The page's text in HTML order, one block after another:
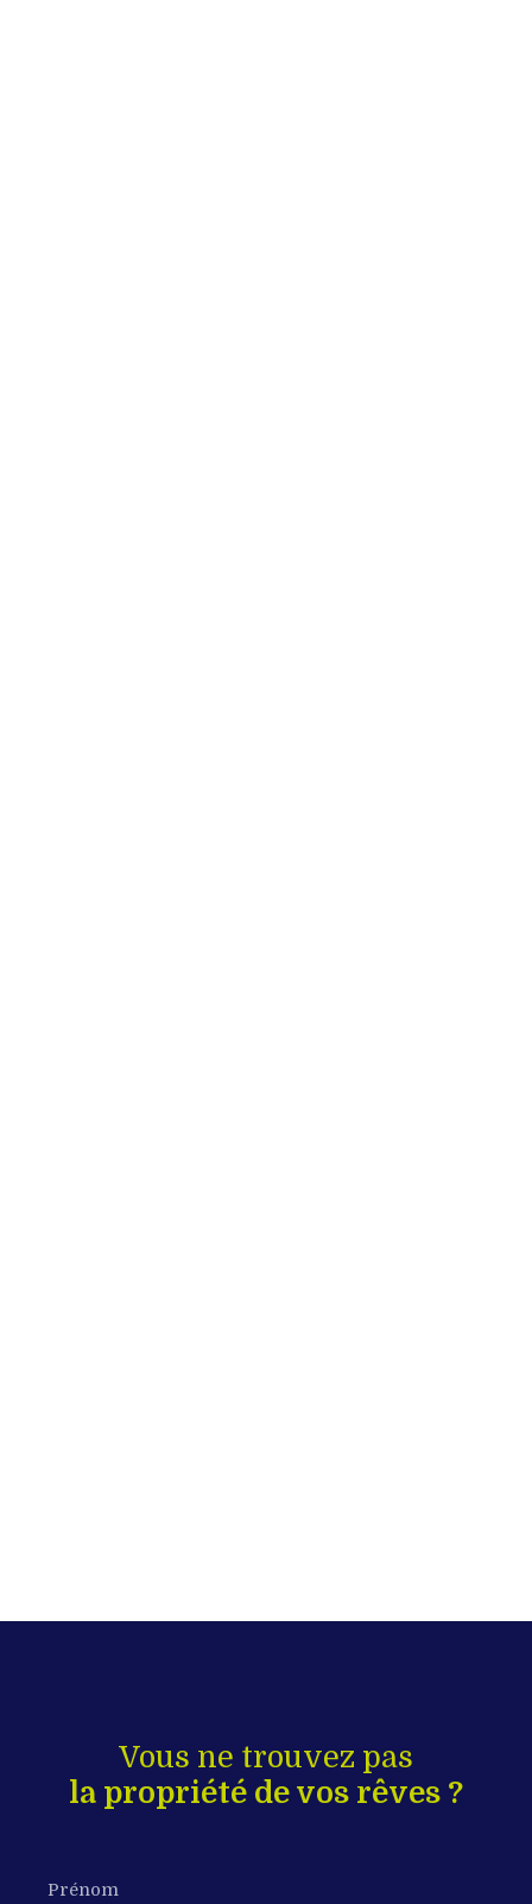
Vous ne trouvez pas
la propriété de vos rêves ?
Prénom